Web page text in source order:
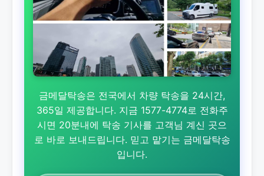
금메달탁송은 전국에서 차량 탁송을 24시간,
365일 제공합니다. 지금 1577-4774로 전화주
시면 20분내에 탁송 기사를 고객님 계신 곳으
로 바로 보내드립니다. 믿고 맡기는 금메달탁송
입니다.